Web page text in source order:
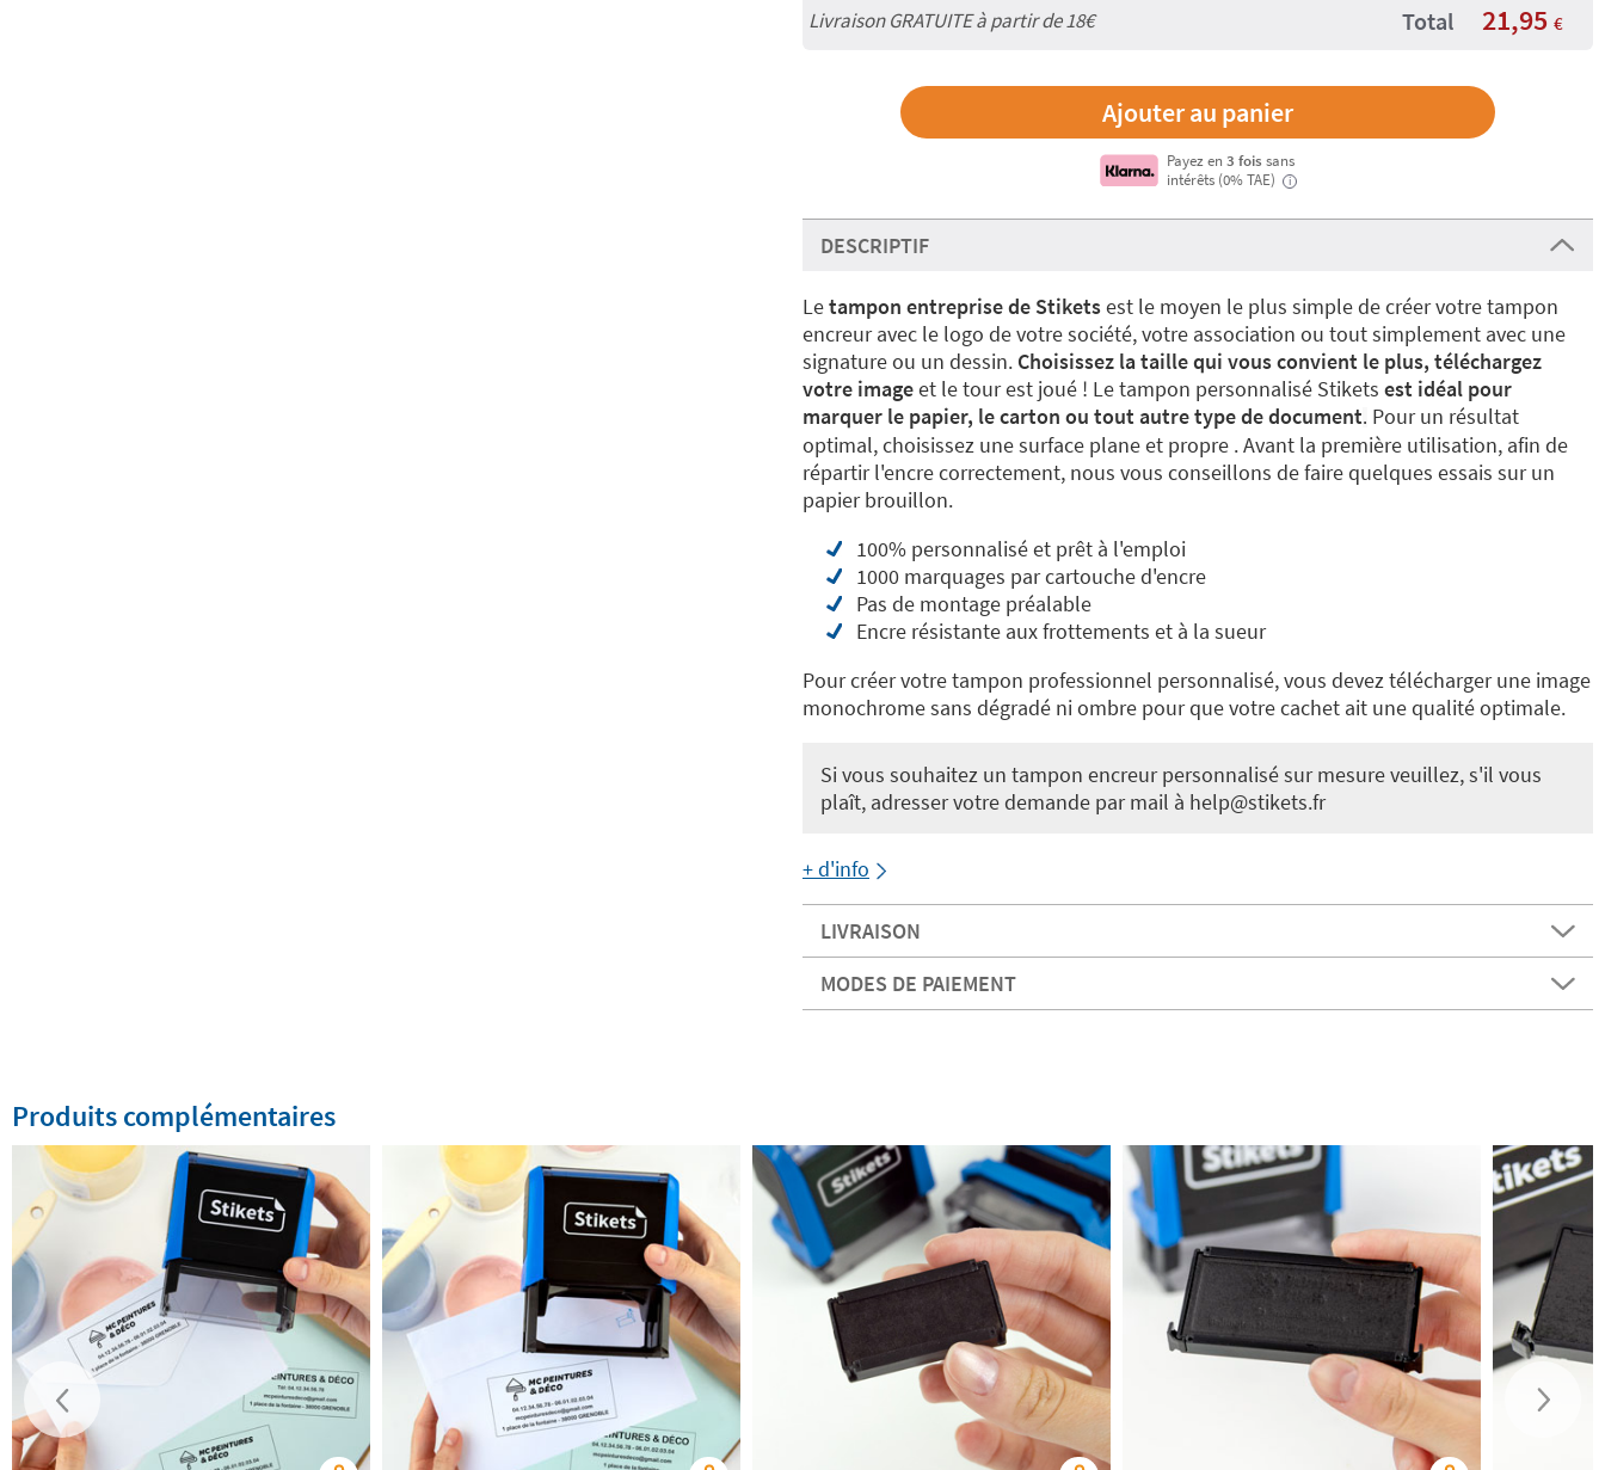
Livraison GRATUITE à partir de18€ Total 21,95 €
Payez en 3 fois sans
intérêts (0% TAE)
i
DESCRIPTIF
Letampon entreprise de Stiketsest le moyen le plus simple decréer votre tampon
encreur avec le logo de votre société, votre association ou tout simplement avec une
signature ou un dessin. Choisissez la taille qui vous convient le plus, téléchargez
votre imageet le tour est joué ! Le tampon personnalisé Stikets est idéal pour
marquer le papier, le carton ou tout autre type de document. Pour un résultat
optimal, choisissez une surface plane et propre . Avant la première utilisation, afin de
répartir l'encre correctement, nous vous conseillons de faire quelques essais sur un
papier brouillon.
100% personnalisé et prêt à l'emploi
1000 marquages par cartouche d'encre
Pas de montage préalable
Encre résistante aux frottements et à la sueur
Pour créer votre tampon professionnel personnalisé, vous devez télécharger une image
monochrome sans dégradé ni ombre pour que votre cachet ait une qualité optimale.
Si vous souhaitez un tampon encreur personnalisé sur mesure veuillez, s'il vous
plaît, adresser votre demande par mail à help@stikets.fr
+ d'info
LIVRAISON
MODES DE PAIEMENT
Produits complémentaires